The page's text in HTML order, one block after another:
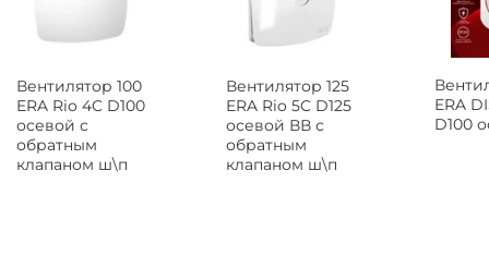
Вентилятор 100
ERA Rio 4C D100
осевой с
обратным
клапаном ш\п
Вентилятор 125
ERA Rio 5C D125
осевой ВВ с
обратным
клапаном ш\п
ERA
D100